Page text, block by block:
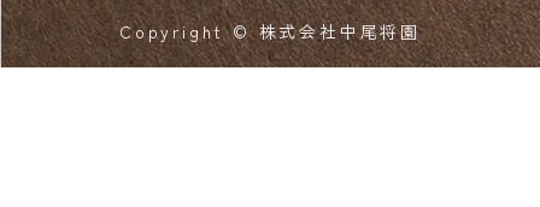
Copyright © 株式会社中尾将園